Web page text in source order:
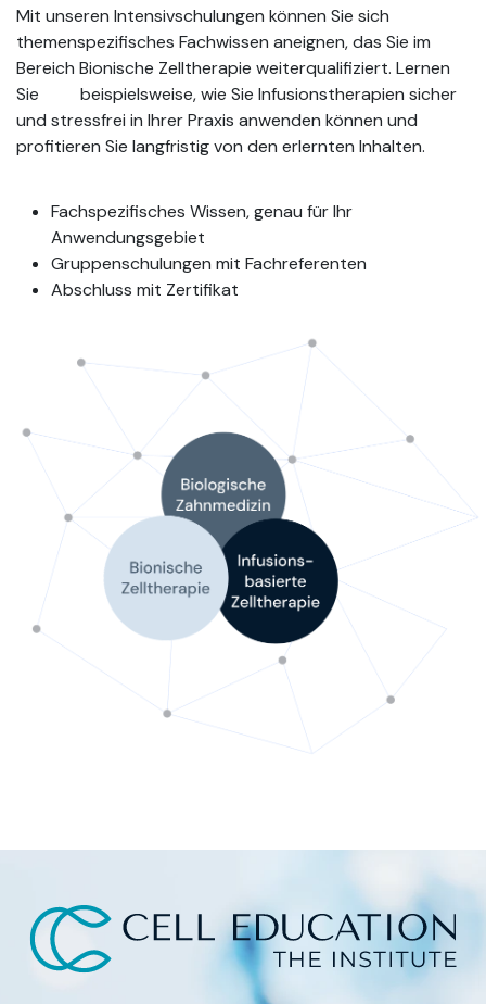
Mit unseren Intensivschulungen können Sie sich
themenspezifisches Fachwissen aneignen, das Sie im
Bereich Bionische Zelltherapie weiterqualifiziert. Lernen
Sie
​ beispielsweise, wie Sie Infusionstherapien sicher
und stressfrei in Ihrer Praxis anwenden können und
profitieren Sie langfristig von den erlernten Inhalten.
Fachspezifisches Wissen, genau für Ihr
Anwendungsgebiet
Gruppenschulungen mit Fachreferenten
Abschluss mit Zertifikat